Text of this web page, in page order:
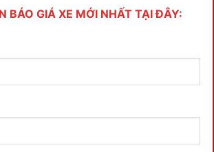
BÁO GIÁ XE MỚI NHẤT TẠI ĐÂY: